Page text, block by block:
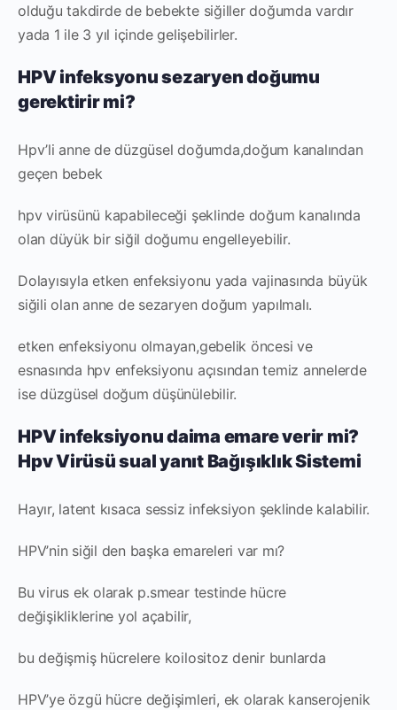
olduğu takdirde de bebekte siğiller doğumda vardır
yada 1 ile 3 yıl içinde gelişebilirler.
HPV infeksyonu sezaryen doğumu
gerektirir mi?
Hpv’li anne de düzgüsel doğumda,doğum kanalından
geçen bebek
hpv virüsünü kapabileceği şeklinde doğum kanalında
olan düyük bir siğil doğumu engelleyebilir.
Dolayısıyla etken enfeksiyonu yada vajinasında büyük
siğili olan anne de sezaryen doğum yapılmalı.
etken enfeksiyonu olmayan,gebelik öncesi ve
esnasında hpv enfeksiyonu açısından temiz annelerde
ise düzgüsel doğum düşünülebilir.
HPV infeksiyonu daima emare verir mi?
Hpv Virüsü sual yanıt Bağışıklık Sistemi
Hayır, latent kısaca sessiz infeksiyon şeklinde kalabilir.
HPV’nin siğil den başka emareleri var mı?
Bu virus ek olarak p.smear testinde hücre
değişikliklerine yol açabilir,
bu değişmiş hücrelere koilositoz denir bunlarda
HPV’ye özgü hücre değişimleri, ek olarak kanserojenik